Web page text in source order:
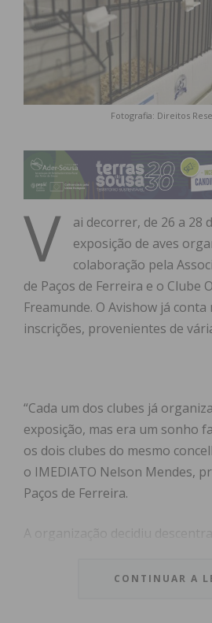
Fotografia: Direitos
V
ai decorrer, de 26 a 28
exposição de aves
colaboração pela
de Paços de Ferreira e o Clube
Freamunde. O Avishow já conta
inscrições, provenientes de
“Cada um dos clubes já
exposição, mas era um sonho
os dois clubes do mesmo
o IMEDIATO Nelson Mendes,
Paços de Ferreira.
A organização decidiu
condições ideiais – um espaço
CONTINUAR A